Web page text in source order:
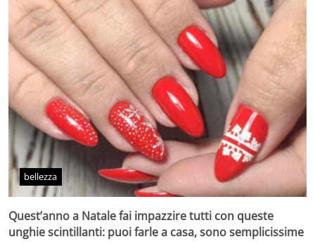
bellezza
Quest’anno a Natale fai impazzire tutti con queste
unghie scintillanti: puoi farle a casa, sono semplicissime